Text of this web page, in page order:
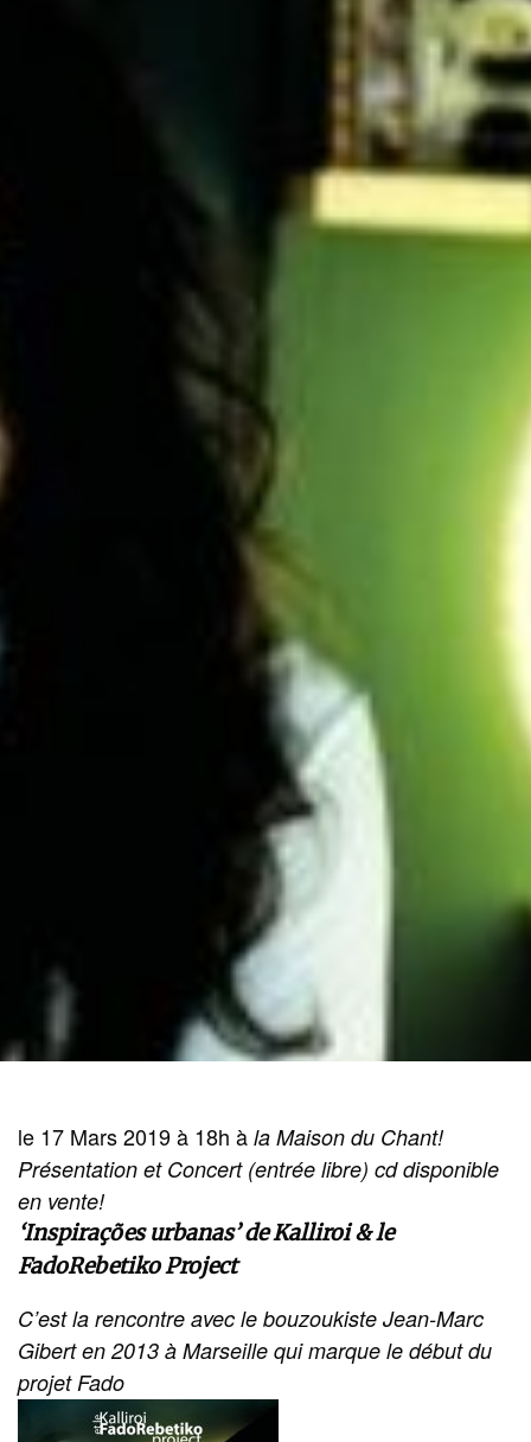
le 17 Mars 2019 à 18h à la Maison du Chant!
Présentation et Concert (entrée libre) cd disponible
en vente!
‘Inspirações urbanas’ de Kalliroi & le
FadoRebetiko Project
C’est la rencontre avec le bouzoukiste Jean-Marc
Gibert en 2013 à Marseille qui marque le début du
projet Fado